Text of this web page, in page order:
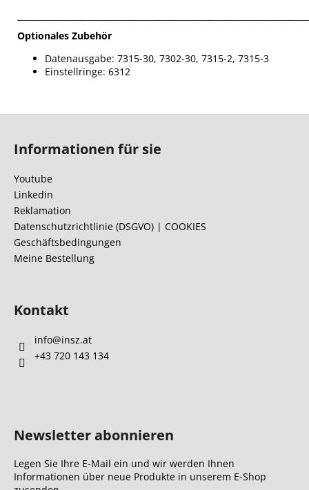
Optionales Zubehör
Datenausgabe: 7315-30, 7302-30, 7315-2, 7315-3
Einstellringe: 6312
Informationen für sie
Youtube
Linkedin
Reklamation
Datenschutzrichtlinie (DSGVO) | COOKIES
Geschäftsbedingungen
Meine Bestellung
Kontakt
info@insz.at
+43 720 143 134
Newsletter abonnieren
Legen Sie Ihre E-Mail ein und wir werden Ihnen
Informationen über neue Produkte in unserem E-Shop